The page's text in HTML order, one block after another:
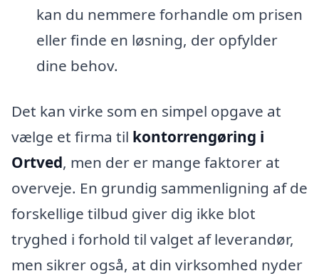
kan du nemmere forhandle om prisen
eller finde en løsning, der opfylder
dine behov.
Det kan virke som en simpel opgave at
vælge et firma til kontorrengøring i
Ortved, men der er mange faktorer at
overveje. En grundig sammenligning af de
forskellige tilbud giver dig ikke blot
tryghed i forhold til valget af leverandør,
men sikrer også, at din virksomhed nyder